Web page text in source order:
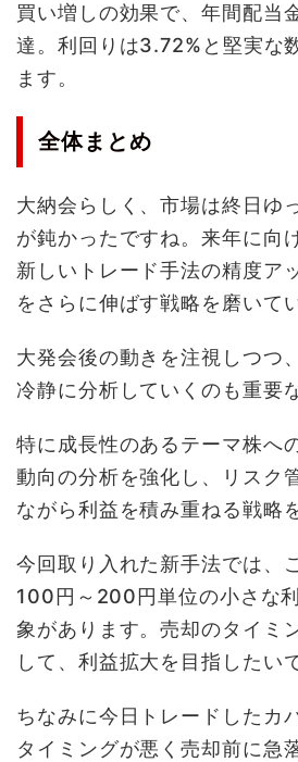
買い増しの効果で、年間配当
達。利回りは3.72%と堅実な
ます。
全体まとめ
大納会らしく、市場は終日ゆ
が鈍かったですね。来年に向
新しいトレード手法の精度ア
をさらに伸ばす戦略を磨いて
大発会後の動きを注視しつつ
冷静に分析していくのも重要
特に成長性のあるテーマ株へ
動向の分析を強化し、リスク
ながら利益を積み重ねる戦略
今回取り入れた新手法では、
100円～200円単位の小さな
象があります。売却のタイミ
して、利益拡大を目指したい
ちなみに今日トレードしたカ
タイミングが悪く売却前に急